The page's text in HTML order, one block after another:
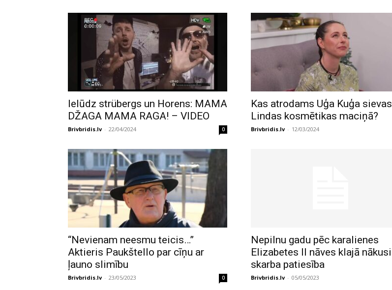
Ielūdz strübergs un Horens: MAMA
DŽAGA MAMA RAGA! – VIDEO
Brivbridis.lv - 22/04/2024 0
Kas atrodams Uģa Kuģa sievas
Lindas kosmētikas maciņā?
Brivbridis.lv - 12/03/2024
“Nevienam neesmu teicis…”
Aktieris Paukštello par cīņu ar
ļauno slimību
Brivbridis.lv - 23/05/2023 0
Nepilnu gadu pēc karalienes
Elizabetes II nāves klajā nākusi
skarba patiesība
Brivbridis.lv - 05/05/2023